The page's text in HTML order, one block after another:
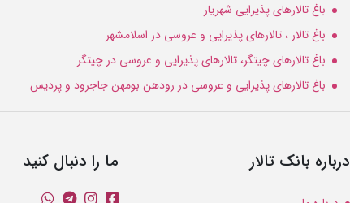
باغ تالارهای پذیرایی شهریار
باغ تالار ، تالارهای پذیرایی و عروسی در اسلامشهر
باغ تالارهای چیتگر، تالارهای پذیرایی و عروسی در چیتگر
باغ تالارهای پذیرایی و عروسی در رودهن بومهن جاجرود و پردیس
درباره بانک تالار ما را دنبال کنید